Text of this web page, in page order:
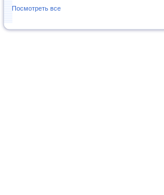
Посмотреть все